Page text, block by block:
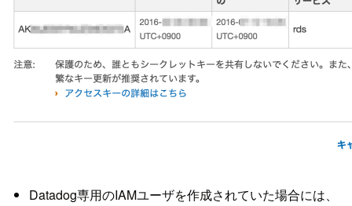
Datadog専用のIAMユーザを作成されていた場合には、